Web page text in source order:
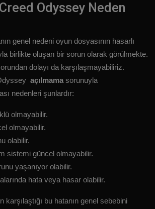
Odyssey Neden
genel nedeni oyun dosyasının hasarlı
birlikte oluşan bir sorun olarak görülmekte.
dolayı da karşılaşmayabiliriz.
açılmama sorunuyla
nedenleri şunlardır:
olmayabilir.
olmayabilir.
olabilir.
sistemi güncel olmayabilir.
yaşanıyor olabilir.
hata veya hasar olabilir.
karşılaştığı bu hatanın genel sebebini